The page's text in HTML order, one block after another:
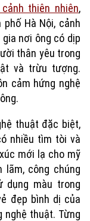
cảnh thiên nhiên,
Hà Nội, cảnh
nơi ông có dịp
thân yêu trong
và trừu tượng.
cảm hứng nghệ
thuật đặc biệt,
nhiều tìm tòi và
mới lạ cho mỹ
công chúng
dụng màu trong
đẹp bình dị của
nghệ thuật. Từng